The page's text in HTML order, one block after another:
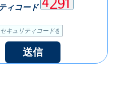
ィコード
送信